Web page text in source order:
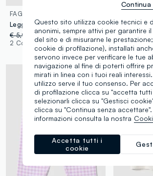
FAGOTTINO
Leggings a quadri multicolor in cotone elasticizzato da bimba slim fit
€ 5,95
-50% € 2,97
2 Colori
100% Cotone
€ 8,95-
3 Colori
Questo sito utilizza cookie tecnici e
anonimi, sempre attivi per garantire
del sito e di misurarne le
cookie di profilazione), installati
servono invece per verificare le tue
navigazione al fine di poterti offrire
mirati in linea con i tuoi reali
utilizzo serve il tuo consenso. Per
di profilazione clicca su "accetta
selezionarli clicca su "Gestisci
clicca su "Continua senza
informazioni consulta la nostra
Accetta tutti i
cookie
Continua